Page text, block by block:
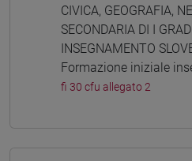
CIVICA, GEOGRAFIA,
SECONDARIA DI I
INSEGNAMENTO
Formazione iniziale
fi 30 cfu allegato 2